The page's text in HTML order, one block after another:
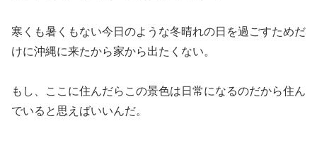
寒くも暑くもない今日のような冬晴れの日を過ごすためだ
けに沖縄に来たから家から出たくない。
もし、ここに住んだらこの景色は日常になるのだから住ん
でいると思えばいいんだ。